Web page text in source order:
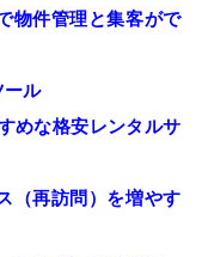
物件管理と集客がで
ール
めな格安レンタルサ
（再訪問）を増やす